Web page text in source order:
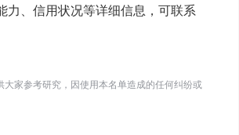
力、信用状况等详细信息，可联系
家参考研究，因使用本名单造成的任何纠纷或